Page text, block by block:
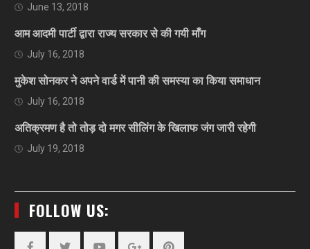
June 13, 2018
आम आदमी पार्टी द्वारा राज्य सरकार से की गयी माँग
July 16, 2018
मुकेश सोनकर ने अपने वार्ड में पानी की समस्या का किया समाधान
July 16, 2018
अतिक्रमण है तो तोड़ दो मगर सीलिंग के खिलाफ जंग जारी रहेगी
July 19, 2018
FOLLOW US: